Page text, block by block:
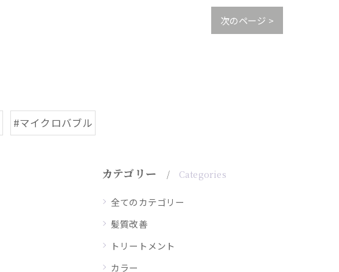
次のページ >
#マイクロバブル
カテゴリー Categories
全てのカテゴリー
髪質改善
トリートメント
カラー